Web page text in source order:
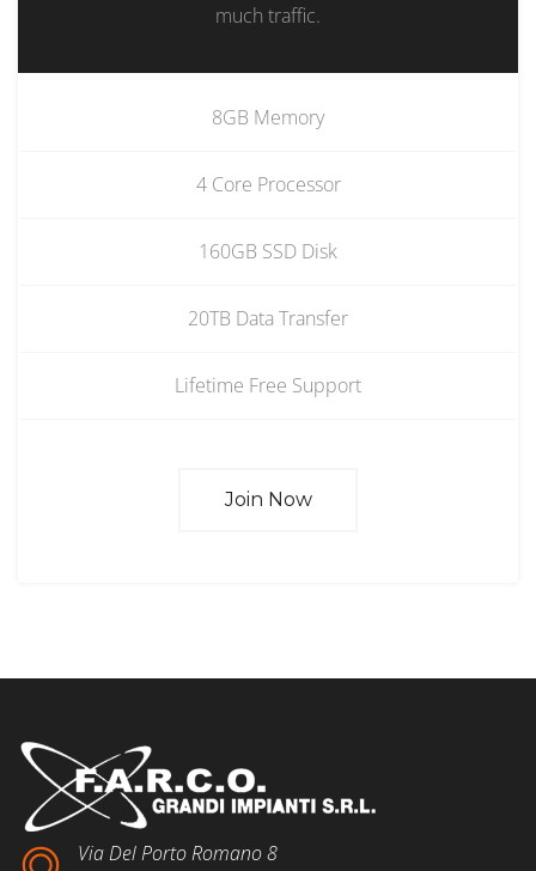
much traffic.
8GB Memory
4 Core Processor
160GB SSD Disk
20TB Data Transfer
Lifetime Free Support
Join Now
Via Del Porto Romano 8